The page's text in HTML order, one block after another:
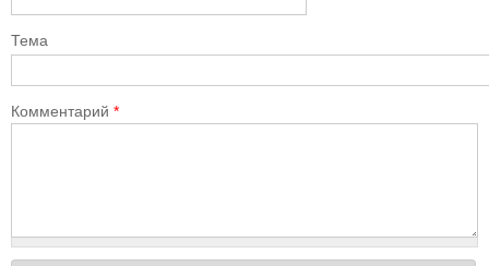
Тема
Комментарий *